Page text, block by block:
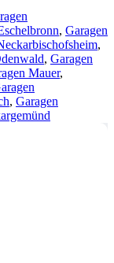
, Garagen
,
, Garagen
Mauer,
, Garagen